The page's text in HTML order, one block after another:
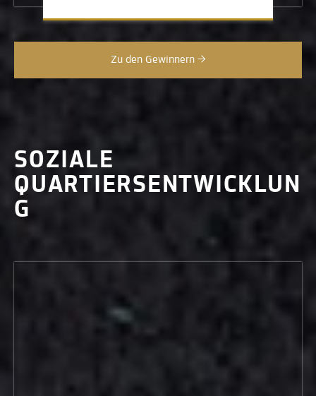
Zu den Gewinnern →
SOZIALE
QUARTIERSENTWICKLUN
G